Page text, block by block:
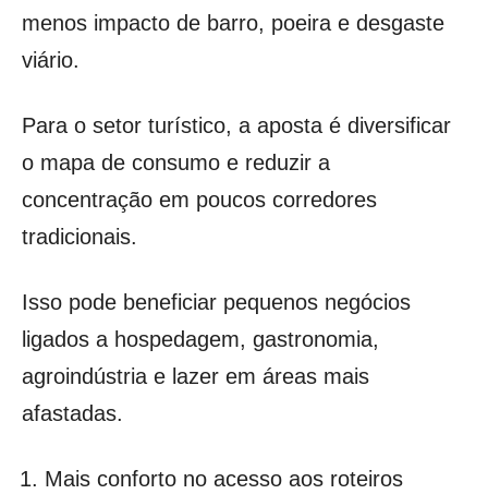
menos impacto de barro, poeira e desgaste
viário.
Para o setor turístico, a aposta é diversificar
o mapa de consumo e reduzir a
concentração em poucos corredores
tradicionais.
Isso pode beneficiar pequenos negócios
ligados a hospedagem, gastronomia,
agroindústria e lazer em áreas mais
afastadas.
Mais conforto no acesso aos roteiros